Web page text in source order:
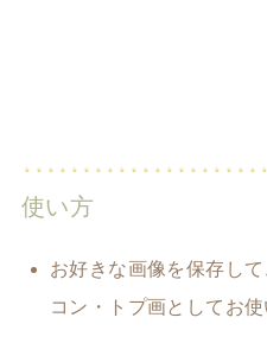
使い方
お好きな画像を保存し
コン・トプ画としてお